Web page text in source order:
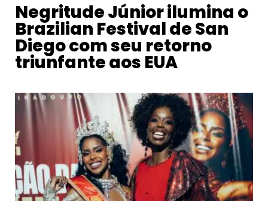
Negritude Júnior ilumina o
Brazilian Festival de San
Diego com seu retorno
triunfante aos EUA